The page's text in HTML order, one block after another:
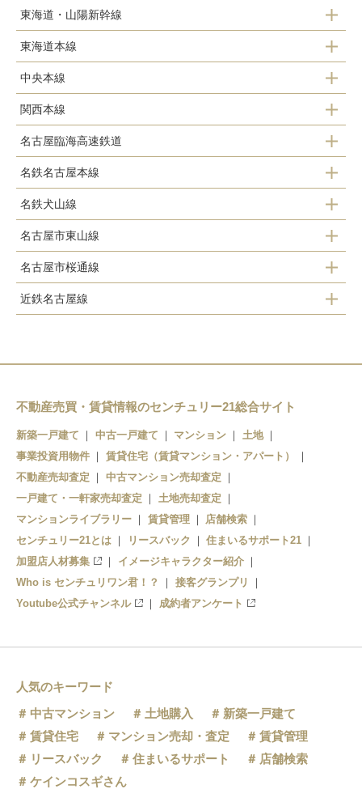
東海道・山陽新幹線
豊橋
三河安城
名古屋
東海道本線
熱田
金山
尾頭橋
名古屋
枇杷島
清洲
稲沢
中央本線
千種
鶴舞
金山
名古屋
関西本線
名古屋
春田
蟹江
名古屋臨海高速鉄道
名古屋
小本
荒子
名鉄名古屋本線
神宮前
金山
山王
名鉄名古屋
東枇杷島
西枇杷島
名鉄犬山線
名鉄名古屋
東枇杷島
名古屋市東山線
中村日赤
本陣
名古屋
栄
新栄町
名古屋市桜通線
太閤通
近鉄名古屋線
黄金
米野
近鉄名古屋
不動産売買・賃貸情報のセンチュリー21総合サイト
新築一戸建て 中古一戸建て マンション
土地
事業投資用物件
賃貸住宅（賃貸マンション・アパート）
不動産売却査定
中古マンション売却査定
一戸建て・一軒家売却査定
土地売却査定
マンションライブラリー
賃貸管理
店舗検索
センチュリー21とは
リースバック
住まいるサポート21
加盟店人材募集
イメージキャラクター紹介
Who is センチュリワン君！？
接客グランプリ
Youtube公式チャンネル
成約者アンケート
人気のキーワード
中古マンション
土地購入
新築一戸建て
賃貸住宅
マンション売却・査定
賃貸管理
リースバック
住まいるサポート
店舗検索
ケインコスギさん